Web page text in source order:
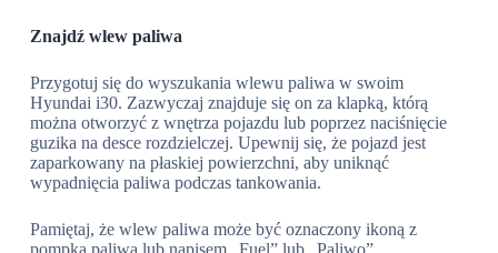
Znajdź wlew paliwa
Przygotuj się do wyszukania wlewu paliwa w swoim
Hyundai i30. Zazwyczaj znajduje się on za klapką, którą
można otworzyć z wnętrza pojazdu lub poprzez naciśnięcie
guzika na desce rozdzielczej. Upewnij się, że pojazd jest
zaparkowany na płaskiej powierzchni, aby uniknąć
wypadnięcia paliwa podczas tankowania.
Pamiętaj, że wlew paliwa może być oznaczony ikoną z
pompką paliwa lub napisem „Fuel” lub „Paliwo”.